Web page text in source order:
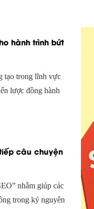
hành trình bứt
tạo trong lĩnh vực
lược đồng hành
câu chuyện
nhằm giúp các
trong kỷ nguyên